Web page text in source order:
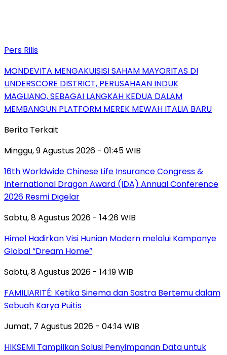
Pers Rilis
MONDEVITA MENGAKUISISI SAHAM MAYORITAS DI
UNDERSCORE DISTRICT, PERUSAHAAN INDUK
MAGLIANO, SEBAGAI LANGKAH KEDUA DALAM
MEMBANGUN PLATFORM MEREK MEWAH ITALIA BARU
Berita Terkait
Minggu, 9 Agustus 2026 - 01:45 WIB
16th Worldwide Chinese Life Insurance Congress &
International Dragon Award (IDA) Annual Conference
2026 Resmi Digelar
Sabtu, 8 Agustus 2026 - 14:26 WIB
Himel Hadirkan Visi Hunian Modern melalui Kampanye
Global “Dream Home”
Sabtu, 8 Agustus 2026 - 14:19 WIB
FAMILIARITÉ: Ketika Sinema dan Sastra Bertemu dalam
Sebuah Karya Puitis
Jumat, 7 Agustus 2026 - 04:14 WIB
HIKSEMI Tampilkan Solusi Penyimpanan Data untuk